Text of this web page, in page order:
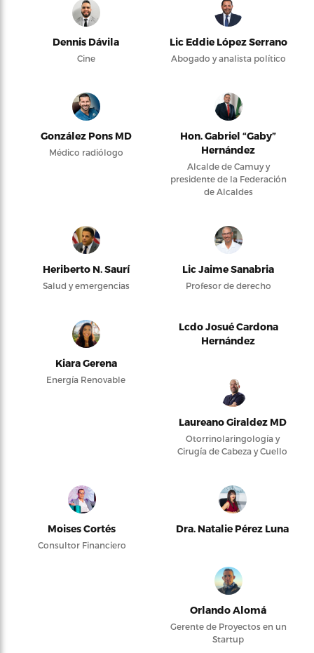
Dennis Dávila
Cine
Lic Eddie López Serrano
Abogado y analista político
González Pons MD
Médico radiólogo
Hon. Gabriel “Gaby”
Hernández
Alcalde de Camuy y
presidente de la Federación
de Alcaldes
Heriberto N. Saurí
Salud y emergencias
Lic Jaime Sanabria
Profesor de derecho
Kiara Gerena
Energía Renovable
Lcdo Josué Cardona
Hernández
Laureano Giraldez MD
Otorrinolaringología y
Cirugía de Cabeza y Cuello
Moises Cortés
Consultor Financiero
Dra. Natalie Pérez Luna
Orlando Alomá
Gerente de Proyectos en un
Startup